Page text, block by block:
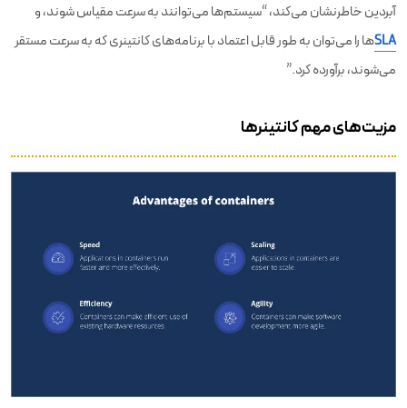
آبردین خاطرنشان می‌کند، “سیستم‌ها می‌توانند به سرعت مقیاس شوند، و
SLA‌ها را می‌توان به طور قابل اعتماد با برنامه‌های کانتینری که به سرعت مستقر
می‌شوند، برآورده کرد.”
مزیت‌های مهم کانتینرها